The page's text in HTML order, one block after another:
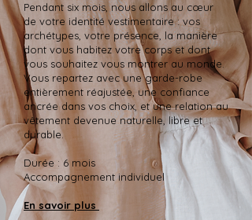
Pendant six mois, nous allons au cœur
de votre identité vestimentaire : vos
archétypes, votre présence, la manière
dont vous habitez votre corps et dont
vous souhaitez vous montrer au monde.
Vous repartez avec une garde-robe
entièrement réajustée, une confiance
ancrée dans vos choix, et une relation au
vêtement devenue naturelle, libre et
durable.
Durée : 6 mois
Accompagnement individuel
En savoir plus